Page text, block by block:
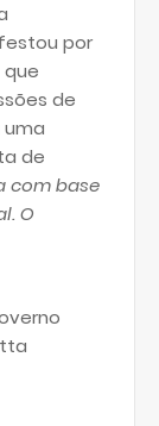
por
que
de
de
com base
O